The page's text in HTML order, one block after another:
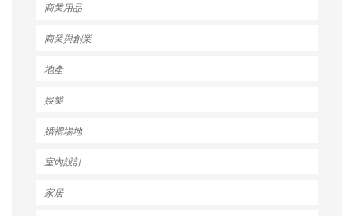
商業用品
商業與創業
地產
娛樂
婚禮場地
室內設計
家居